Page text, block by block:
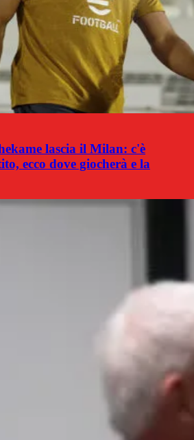
lascia il Milan: c'è
ecco dove giocherà e la